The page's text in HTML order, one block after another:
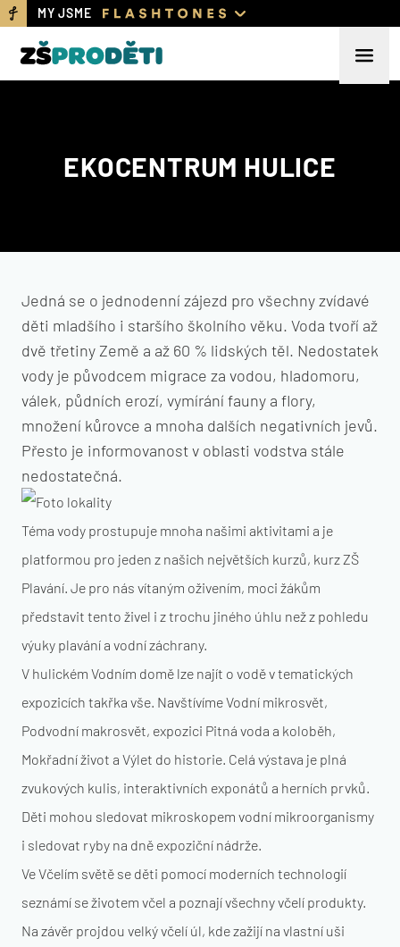
MY JSME
EKOCENTRUM HULICE
Jedná se o jednodenní zájezd pro všechny zvídavé
děti mladšího i staršího školního věku. Voda tvoří až
dvě třetiny Země a až 60 % lidských těl. Nedostatek
vody je původcem migrace za vodou, hladomoru,
válek, půdních erozí, vymírání fauny a flory,
množení kůrovce a mnoha dalších negativních jevů.
Přesto je informovanost v oblasti vodstva stále
nedostatečná.
Téma vody prostupuje mnoha našimi aktivitami a je
platformou pro jeden z našich největších kurzů, kurz ZŠ
Plavání. Je pro nás vítaným oživením, moci žákům
představit tento živel i z trochu jiného úhlu než z pohledu
výuky plavání a vodní záchrany.
V hulickém Vodním domě lze najít o vodě v tematických
expozicích takřka vše. Navštívíme Vodní mikrosvět,
Podvodní makrosvět, expozici Pitná voda a koloběh,
Mokřadní život a Výlet do historie. Celá výstava je plná
zvukových kulis, interaktivních exponátů a herních prvků.
Děti mohou sledovat mikroskopem vodní mikroorganismy
i sledovat ryby na dně expoziční nádrže.
Ve Včelím světě se děti pomocí moderních technologií
seznámí se životem včel a poznají všechny včelí produkty.
Na závěr projdou velký včelí úl, kde zažijí na vlastní uši